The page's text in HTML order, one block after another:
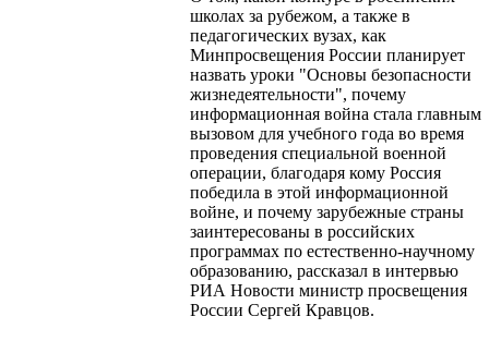
школах за рубежом, а также в
педагогических вузах, как
Минпросвещения России планирует
назвать уроки "Основы безопасности
жизнедеятельности", почему
информационная война стала главным
вызовом для учебного года во время
проведения специальной военной
операции, благодаря кому Россия
победила в этой информационной
войне, и почему зарубежные страны
заинтересованы в российских
программах по естественно-научному
образованию, рассказал в интервью
РИА Новости министр просвещения
России Сергей Кравцов.